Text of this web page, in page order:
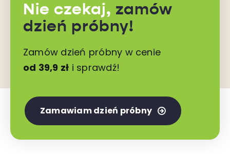
Nie czekaj, zamów
dzień próbny!
Zamów dzień próbny w cenie
od 39,9 zł i sprawdź!
Zamawiam dzień próbny